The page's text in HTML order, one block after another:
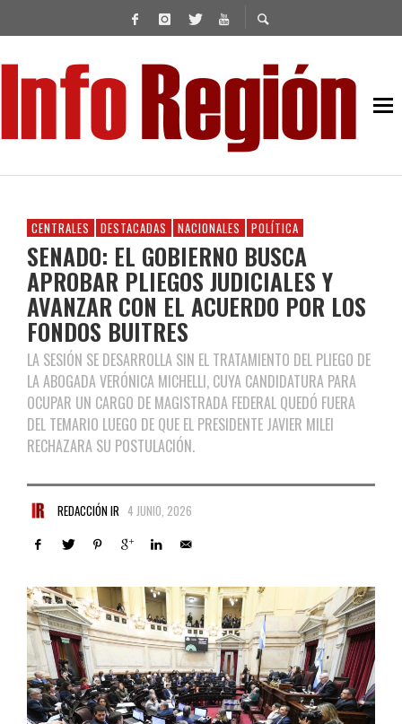
CENTRALES DESTACADAS NACIONALES POLÍTICA
SENADO: EL GOBIERNO BUSCA
APROBAR PLIEGOS JUDICIALES Y
AVANZAR CON EL ACUERDO POR LOS
FONDOS BUITRES
LA SESIÓN SE DESARROLLA SIN EL TRATAMIENTO DEL PLIEGO DE
LA ABOGADA VERÓNICA MICHELLI, CUYA CANDIDATURA PARA
OCUPAR UN CARGO DE MAGISTRADA FEDERAL QUEDÓ FUERA
DEL TEMARIO LUEGO DE QUE EL PRESIDENTE JAVIER MILEI
RECHAZARA SU POSTULACIÓN.
REDACCIÓN IR 4 JUNIO, 2026